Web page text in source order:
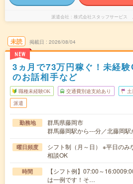
派遣会社 株式会社スタッフサービス
未読
NEW
掲載日 2026/08/04
3ヵ月で73万円稼ぐ！未経
のお話相手など
職種未経験OK 交通費別途支給あり
派遣
勤務地
群馬県藤岡市
群馬藤岡駅から---分／北藤岡駅
曜日頻度
シフト制（月～日） ※平日のみ
相談OK
時間
【シフト例】07:00～
は一例です！そ…